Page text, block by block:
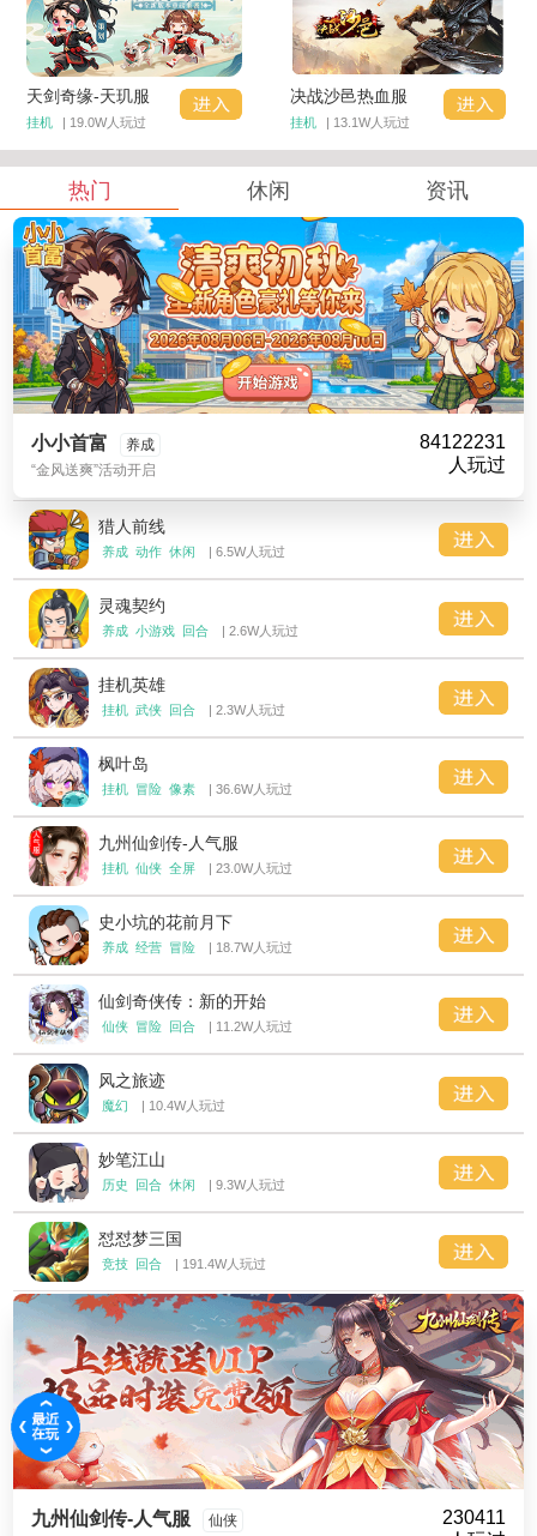
天剑奇缘-天玑服
挂机 | 19.0W人玩过
决战沙邑热血服
挂机 | 13.1W人玩过
热门 休闲 资讯
小小首富
养成
“金风送爽”活动开启
84122231
人玩过
猎人前线
养成 动作 休闲 | 6.5W人玩过
灵魂契约
养成 小游戏 回合 | 2.6W人玩过
挂机英雄
挂机 武侠 回合 | 2.3W人玩过
枫叶岛
挂机 冒险 像素 | 36.6W人玩过
九州仙剑传-人气服
挂机 仙侠 全屏 | 23.0W人玩过
史小坑的花前月下
养成 经营 冒险 | 18.7W人玩过
仙剑奇侠传：新的开始
仙侠 冒险 回合 | 11.2W人玩过
风之旅迹
魔幻 | 10.4W人玩过
妙笔江山
历史 回合 休闲 | 9.3W人玩过
怼怼梦三国
竞技 回合 | 191.4W人玩过
九州仙剑传-人气服 仙侠
230411